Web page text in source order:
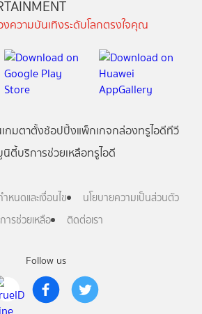
Follow us
ความบันเทิงระดับโลกตรงใจคุณ
เกมตาตั้งช้อปปิ้งแพ็กเกจกล่องทรูไอดีทีวี
นิตี้บริการช่วยเหลือทรูไอดี
หนดและเงื่อนไข
นโยบายความเป็นส่วนตัว
ารช่วยเหลือ
ติดต่อเรา